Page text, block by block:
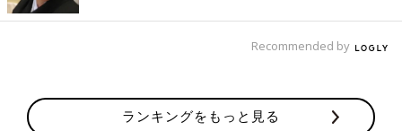
どれも馴染みのあるフレーズなので、抵抗なく声かけができます
「How exciting!」
Recommended by
ランキングをもっと見る